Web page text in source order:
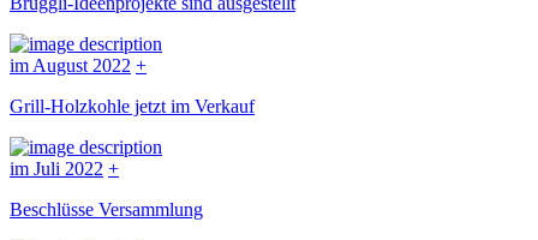
im August 2022 +
Grill-Holzkohle jetzt im Verkauf
im Juli 2022 +
Beschlüsse Versammlung